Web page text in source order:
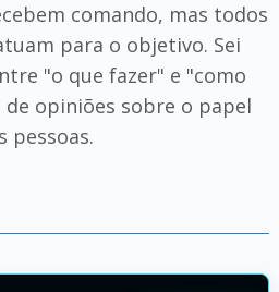
comando, mas todos
para o objetivo. Sei
"o que fazer" e "como
opiniões sobre o papel
pessoas.